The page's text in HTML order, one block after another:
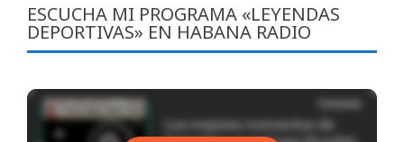
ESCUCHA MI PROGRAMA «LEYENDAS
DEPORTIVAS» EN HABANA RADIO